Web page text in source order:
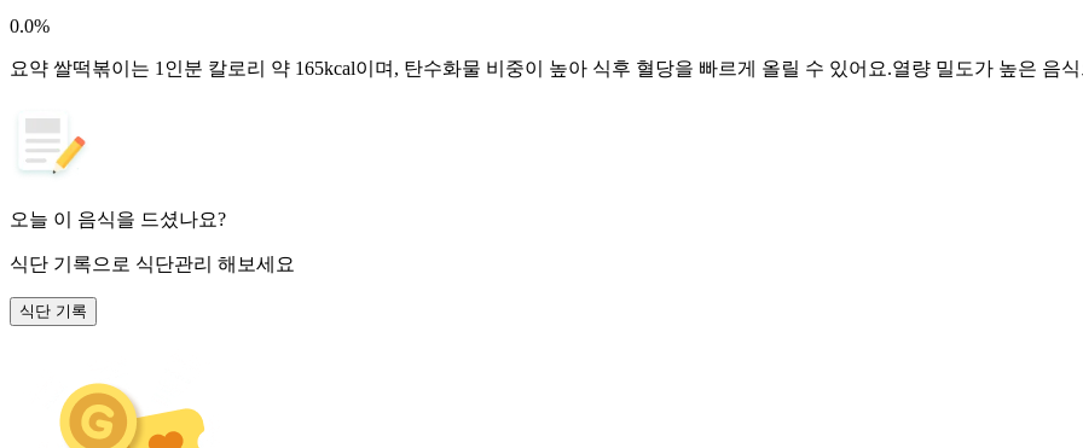
0.0%
요약 쌀떡볶이는 1인분 칼로리 약 165kcal이며, 탄수화물 비중이 높아 식후 혈당을 빠르게 올릴 수 있어요.열량 밀도가 높은 음
오늘 이 음식을 드셨나요?
식단 기록으로 식단관리 해보세요
식단 기록